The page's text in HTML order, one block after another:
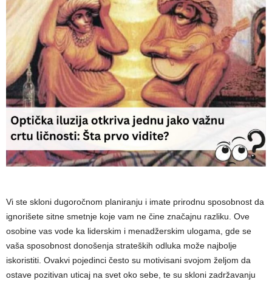
Vi ste skloni dugoročnom planiranju i imate prirodnu sposobnost da
ignorišete sitne smetnje koje vam ne čine značajnu razliku. Ove
osobine vas vode ka liderskim i menadžerskim ulogama, gde se
vaša sposobnost donošenja strateških odluka može najbolje
iskoristiti. Ovakvi pojedinci često su motivisani svojom željom da
ostave pozitivan uticaj na svet oko sebe, te su skloni zadržavanju